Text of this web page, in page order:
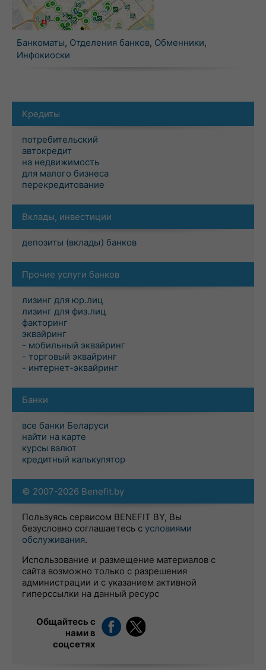
Банкоматы, Отделения банков, Обменники,
Инфокиоски
Кредиты
потребительский
автокредит
на недвижимость
для малого бизнеса
перекредитование
Вклады, инвестиции
депозиты (вклады) банков
Прочие услуги банков
лизинг для юр.лиц
лизинг для физ.лиц
факторинг
эквайринг
- мобильный эквайринг
- торговый эквайринг
- интернет-эквайринг
Банки
все банки Беларуси
найти на карте
курсы валют
кредитный калькулятор
© 2007-2026 Benefit.by
Пользуясь сервисом BENEFIT BY, Вы
безусловно соглашаетесь с условиями
обслуживания.
Использование и размещение материалов с
сайта возможно только с разрешения
администрации и с указанием активной
гиперссылки на данный ресурс
Общайтесь с
нами в
соцсетях